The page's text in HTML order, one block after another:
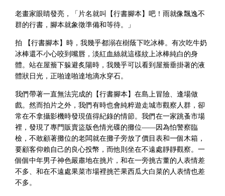
老畫家眼睛發亮，「片名就叫【行書腳本】吧！雨就像飄逸不
群的行書，腳本就象徵準備和等待。」
拍 【行書腳本】時，我幾乎都溺在樹蔭下吃冰棒。有次吃牛奶
冰棒還不小心咬到嘴唇，淡紅血絲就這樣紋上冰棒純白的身
體。站在屋簷下躲避炙陽時，我幾乎可以看到屋簷垂掛著的液
體狀日光，正啪達啪達地滴水穿石。
我們帶著一直無法完成的【行書腳本】在島上冒險、逢場做
戲。然而拍片之外，我們有時也會純粹遊走城市觀察人群，卻
常在不拿攝影機時發現值得紀錄的情節。我們在一家跳蚤市場
裡，發現了專門販賣盜版色情光碟的攤位——因為怕警察臨
檢，不敢顧著攤位的老闆就在攤子旁放了價目表和一個木箱，
要顧客仰賴自己的良心投幣，而他則坐在不遠處靜靜觀察。一
個個中年男子神色嚴肅地在挑片，和在一旁挑古董的人表情差
不多、和在不遠處果菜市場裡挑芒果西瓜大白菜的人表情也差
不多。